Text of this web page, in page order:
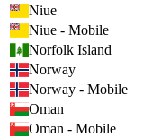
Niue
Niue - Mobile
Norfolk Island
Norway
Norway - Mobile
Oman
Oman - Mobile